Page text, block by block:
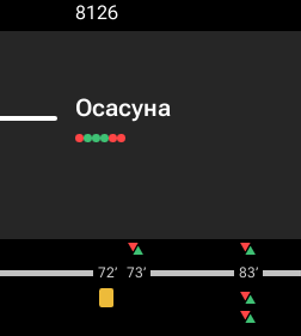
8126
Осасуна
72‎’‎ 73‎’‎ 83‎’‎